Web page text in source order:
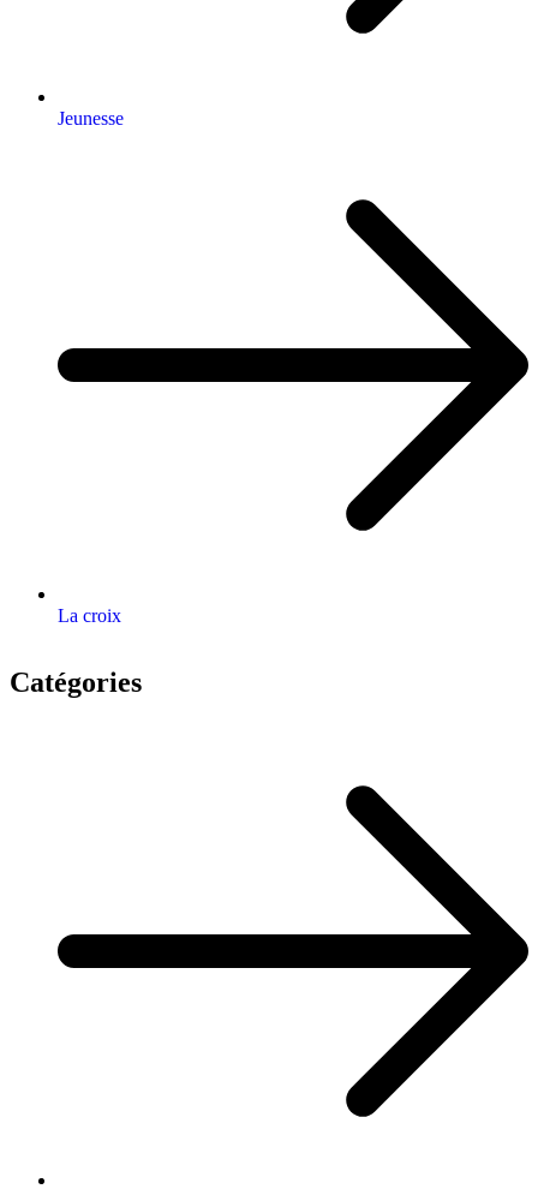
Jeunesse
La croix
Catégories